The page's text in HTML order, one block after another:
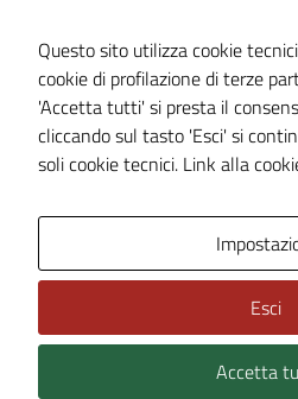
Dichiarazione di accessibilità Servizi
Whistleblowing
Piano di miglioramento del sito
Area riservata
Technical Design s.r.l.
Questo sito utilizza cookie
cookie di profilazione di terze
'Accetta tutti' si presta il
cliccando sul tasto 'Esci' si
soli cookie tecnici. Link alla
Esci
Accetta